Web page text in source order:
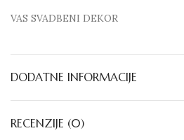
VAS SVADBENI DEKOR
DODATNE INFORMACIJE
RECENZIJE (0)